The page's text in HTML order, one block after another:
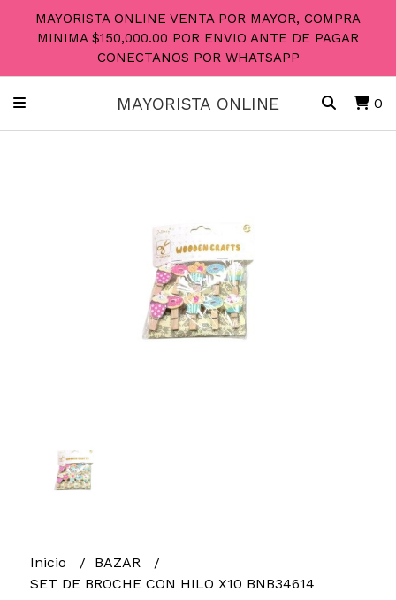
MAYORISTA ONLINE VENTA POR MAYOR, COMPRA
MINIMA $150,000.00 POR ENVIO ANTE DE PAGAR
CONECTANOS POR WHATSAPP
MAYORISTA ONLINE 0
Inicio
BAZAR
SET DE BROCHE CON HILO X10 BNB34614